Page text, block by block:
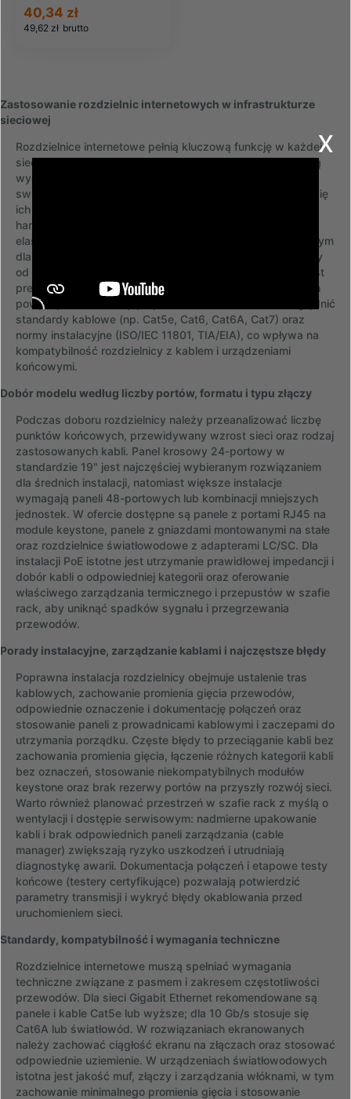
49,62 zł brutto
40,34 zł
Zastosowanie rozdzielnic internetowych w infrastrukturze
sieciowej
Rozdzielnice internetowe pełnią kluczową funkcję w każdej
sieci LAN: koncentrują połączenia abonenckie i umożliwiają
wygodne okablowanie urządzeń aktywnych takich jak
switche, routery i punkty dostępowe. W praktyce używa się
ich w biurach, serwerowniach, magazynach czy punktach
handlowych, gdzie wymagane jest uporządkowanie i
elastyczność połączeń. Wybór pomiędzy panelem krosowym
dla kabli miedzianych a rozdzielnicą światłowodową zależy
od przepustowości i dystansu transmisji — światłowód jest
preferowany przy większych odległościach i prędkościach
powyżej 10 Gb/s. Przy projektowaniu sieci trzeba uwzględnić
standardy kablowe (np. Cat5e, Cat6, Cat6A, Cat7) oraz
normy instalacyjne (ISO/IEC 11801, TIA/EIA), co wpływa na
kompatybilność rozdzielnicy z kablem i urządzeniami
końcowymi.
Dobór modelu według liczby portów, formatu i typu złączy
Podczas doboru rozdzielnicy należy przeanalizować liczbę
punktów końcowych, przewidywany wzrost sieci oraz rodzaj
zastosowanych kabli. Panel krosowy 24-portowy w
standardzie 19" jest najczęściej wybieranym rozwiązaniem
dla średnich instalacji, natomiast większe instalacje
wymagają paneli 48-portowych lub kombinacji mniejszych
jednostek. W ofercie dostępne są panele z portami RJ45 na
module keystone, panele z gniazdami montowanymi na stałe
oraz rozdzielnice światłowodowe z adapterami LC/SC. Dla
instalacji PoE istotne jest utrzymanie prawidłowej impedancji i
dobór kabli o odpowiedniej kategorii oraz oferowanie
właściwego zarządzania termicznego i przepustów w szafie
rack, aby uniknąć spadków sygnału i przegrzewania
przewodów.
Porady instalacyjne, zarządzanie kablami i najczęstsze błędy
Poprawna instalacja rozdzielnicy obejmuje ustalenie tras
kablowych, zachowanie promienia gięcia przewodów,
odpowiednie oznaczenie i dokumentację połączeń oraz
stosowanie paneli z prowadnicami kablowymi i zaczepami do
utrzymania porządku. Częste błędy to przeciąganie kabli bez
zachowania promienia gięcia, łączenie różnych kategorii kabli
bez oznaczeń, stosowanie niekompatybilnych modułów
keystone oraz brak rezerwy portów na przyszły rozwój sieci.
Warto również planować przestrzeń w szafie rack z myślą o
wentylacji i dostępie serwisowym: nadmierne upakowanie
kabli i brak odpowiednich paneli zarządzania (cable
manager) zwiększają ryzyko uszkodzeń i utrudniają
diagnostykę awarii. Dokumentacja połączeń i etapowe testy
końcowe (testery certyfikujące) pozwalają potwierdzić
parametry transmisji i wykryć błędy okablowania przed
uruchomieniem sieci.
Standardy, kompatybilność i wymagania techniczne
Rozdzielnice internetowe muszą spełniać wymagania
techniczne związane z pasmem i zakresem częstotliwości
przewodów. Dla sieci Gigabit Ethernet rekomendowane są
panele i kable Cat5e lub wyższe; dla 10 Gb/s stosuje się
Cat6A lub światłowód. W rozwiązaniach ekranowanych
należy zachować ciągłość ekranu na złączach oraz stosować
odpowiednie uziemienie. W urządzeniach światłowodowych
istotna jest jakość muf, złączy i zarządzania włóknami, w tym
zachowanie minimalnego promienia gięcia i stosowanie
x